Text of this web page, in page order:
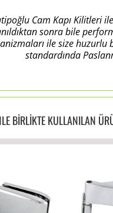
Cam Kapı Kilitleri
sonra bile
ile size huzurlu
standardında
BİRLİKTE KULLANILAN